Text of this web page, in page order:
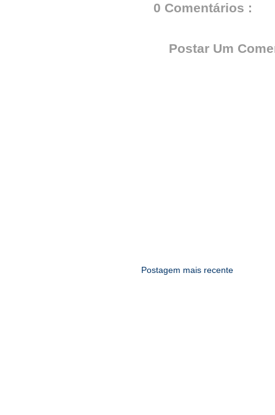
0 Comentários :
Postar Um
Postagem mais recente